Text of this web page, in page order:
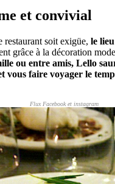
et convivial
restaurant soit exigüe, le
grâce à la décoration
ou entre amis, Lello
vous faire voyager le
Flux Facebook et instagram